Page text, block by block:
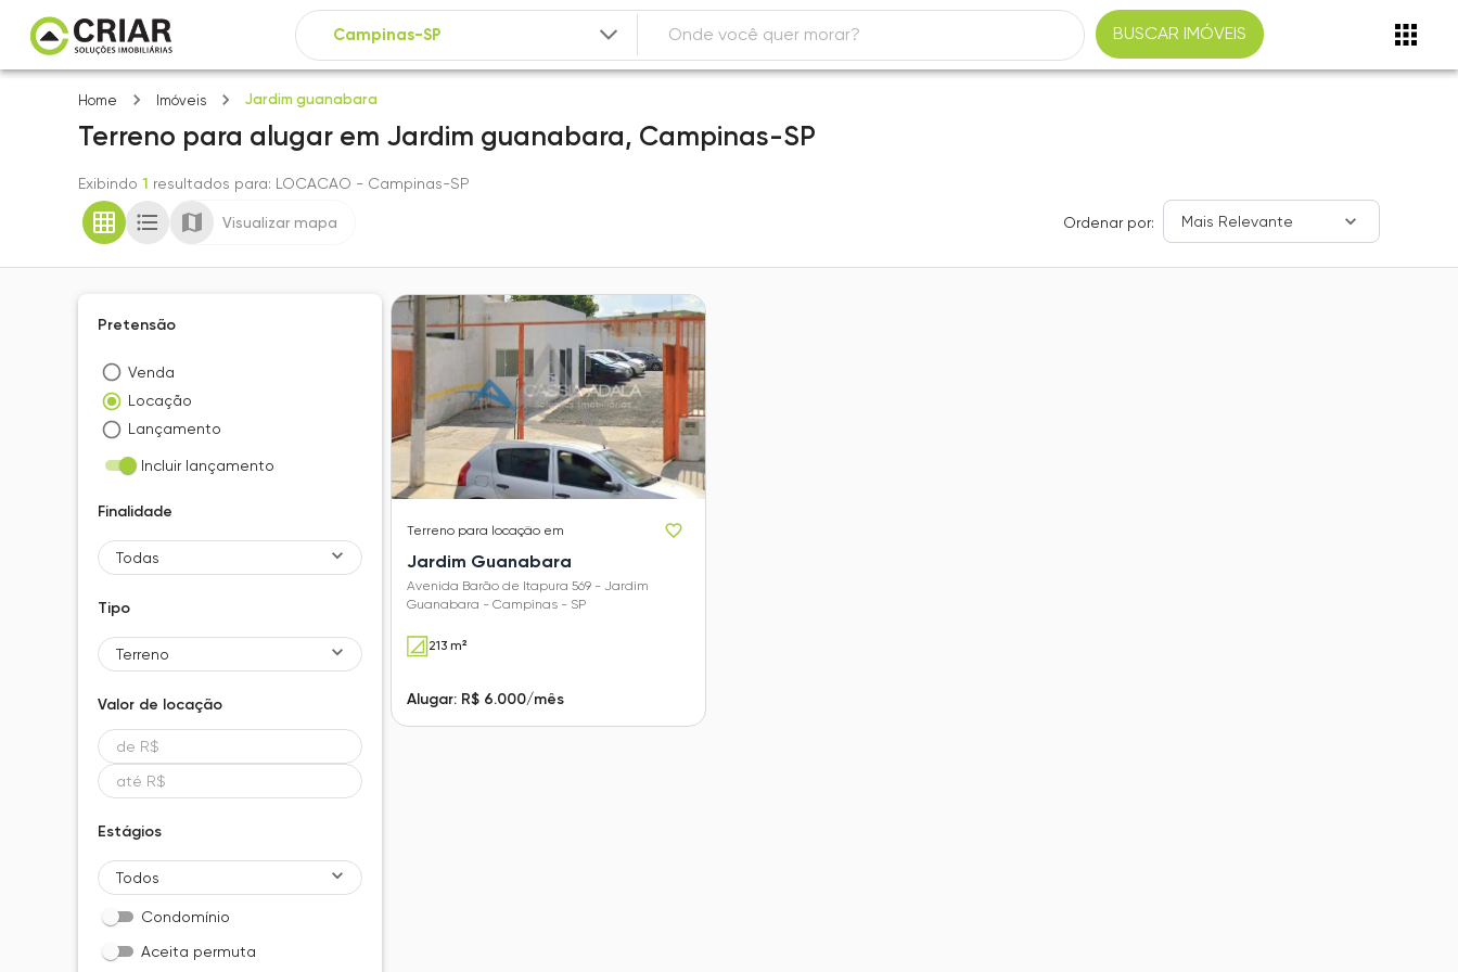
BUSCAR IMÓVEIS
Home Imóveis Jardim guanabara
Terreno para alugar em Jardim guanabara, Campinas-SP
Exibindo 1 resultados para: LOCACAO - Campinas-SP
Visualizar mapa Ordenar por: Mais Relevante
Pretensão
Venda
Locação
Lançamento
Incluir lançamento
Finalidade
Todas
Tipo
Terreno
Valor de locação
Estágios
Todos
Condomínio
Aceita permuta
Terreno para locação em
Jardim Guanabara
Avenida Barão de Itapura 569 - Jardim
Guanabara - Campinas - SP
213 m²
Alugar: R$ 6.000/mês